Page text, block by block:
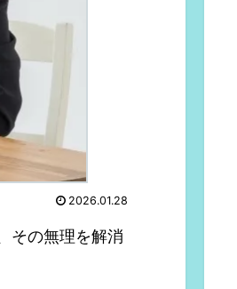
2026.01.28
その無理を解消